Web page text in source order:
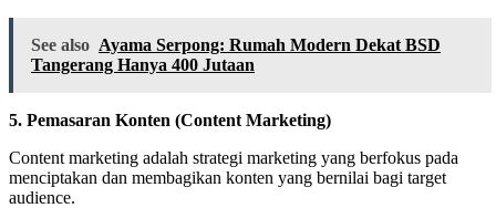
See also Ayama Serpong: Rumah Modern Dekat BSD
Tangerang Hanya 400 Jutaan
5. Pemasaran Konten (Content Marketing)
Content marketing adalah strategi marketing yang berfokus pada
menciptakan dan membagikan konten yang bernilai bagi target
audience.